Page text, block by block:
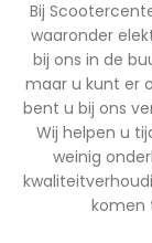
Bij
waaronder
bij ons in de
maar u kunt er
bent u bij ons
Wij helpen u
weinig
komen